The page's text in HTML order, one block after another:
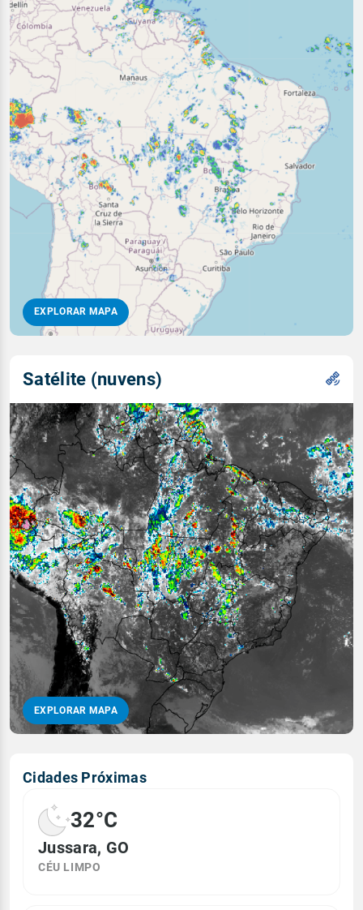
EXPLORAR MAPA
Satélite (nuvens)
EXPLORAR MAPA
Cidades Próximas
32°C
Jussara, GO
CÉU LIMPO